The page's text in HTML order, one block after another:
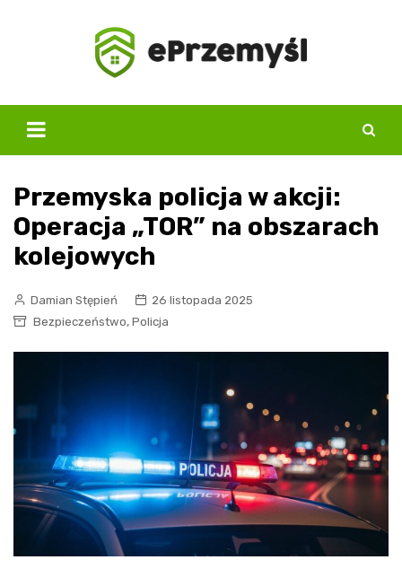
Przemyska policja w akcji:
Operacja „TOR” na obszarach
kolejowych
Damian Stępień
26 listopada 2025
Bezpieczeństwo, Policja